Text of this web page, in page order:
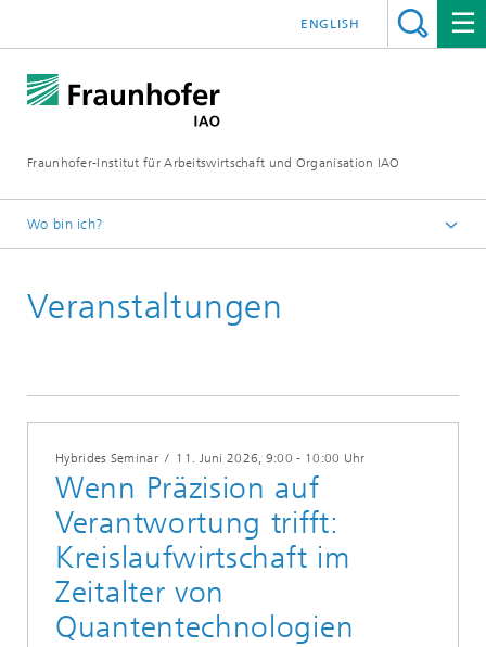
Fraunhofer-Institut für Arbeitswirtschaft und Organisation IAO
ENGLISH
Wo bin ich?
Veranstaltungen
Veranstaltungen
Hybrides Seminar/ 11. Juni 2026, 9:00 - 10:00 Uhr
Wenn Präzision auf
Verantwortung trifft:
Kreislaufwirtschaft im
Zeitalter von
Quantentechnologien​​